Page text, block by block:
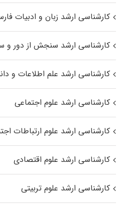
کارشناسی ارشد زبان و ادبیات
کارشناسی ارشد سنجش از دور و
کارشناسی ارشد علم اطلاعات و
کارشناسی ارشد علوم اجتماعی
کارشناسی ارشد علوم ارتباطات
کارشناسی ارشد علوم اقتصادی
کارشناسی ارشد علوم تربیتی